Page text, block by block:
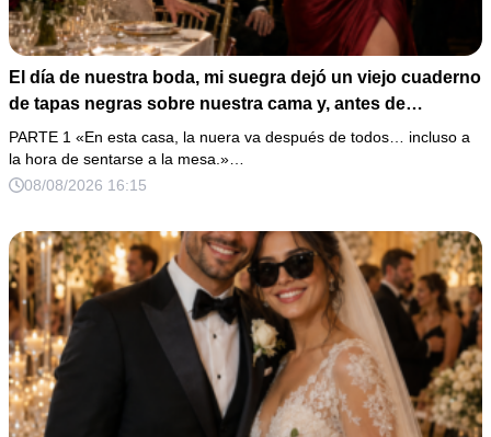
El día de nuestra boda, mi suegra dejó un viejo cuaderno
de tapas negras sobre nuestra cama y, antes de
marcharse, dijo: «En esta familia todos deben cumplir
una misma regla…».
PARTE 1 «En esta casa, la nuera va después de todos… incluso a
la hora de sentarse a la mesa.»…
08/08/2026 16:15